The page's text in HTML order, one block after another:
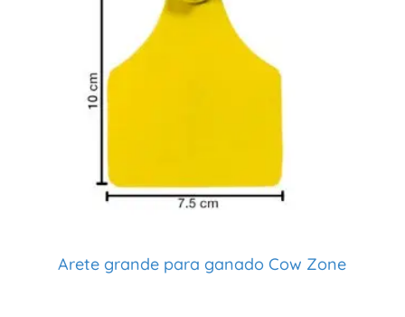
Arete grande para ganado Cow Zone